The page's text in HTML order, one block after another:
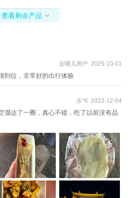
查看剩余产品 
去哪儿用户 2025-10-01
到位，非常好的出行体验
乐*6 2023-12-04
溜达了一圈，真心不错，吃了以前没有品